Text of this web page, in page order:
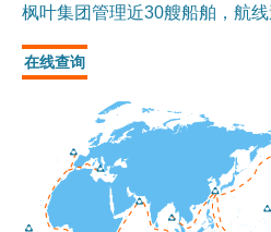
高
枫叶集团管理近30艘船舶，航
在线查询